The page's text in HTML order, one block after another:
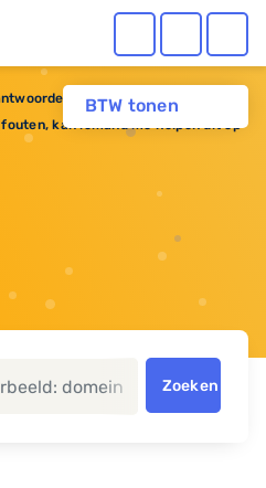
BTW tonen
kan iemand me helpen dit op
Zoeken